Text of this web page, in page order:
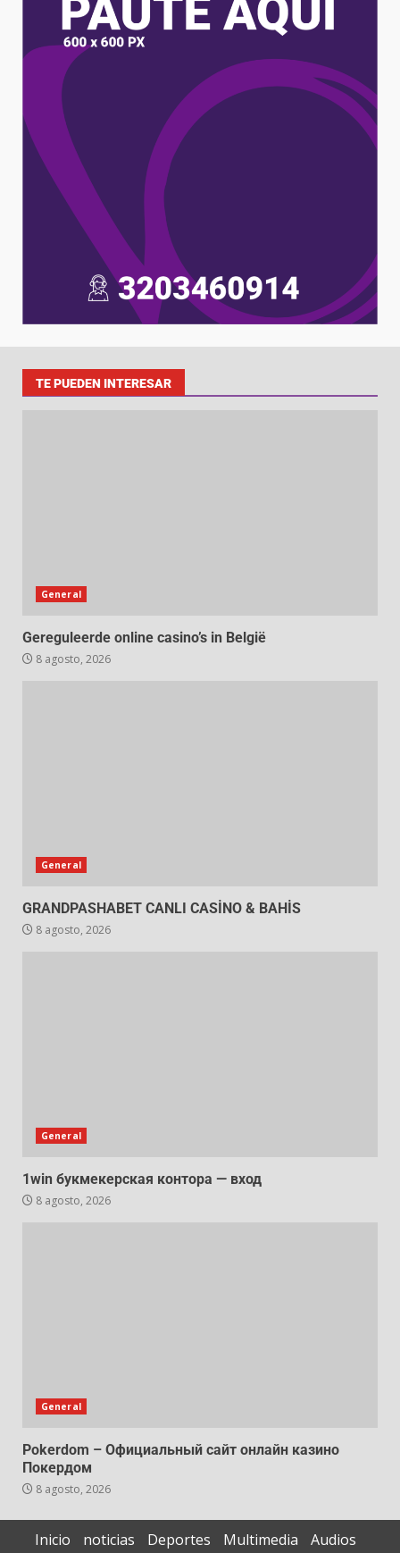
TE PUEDEN INTERESAR
General
Gereguleerde online casino’s in België
8 agosto, 2026
General
GRANDPASHABET CANLI CASİNO & BAHİS
8 agosto, 2026
General
1win букмекерская контора — вход
8 agosto, 2026
General
Pokerdom – Официальный сайт онлайн казино
Покердом
8 agosto, 2026
Inicio noticias Deportes Multimedia
Audios